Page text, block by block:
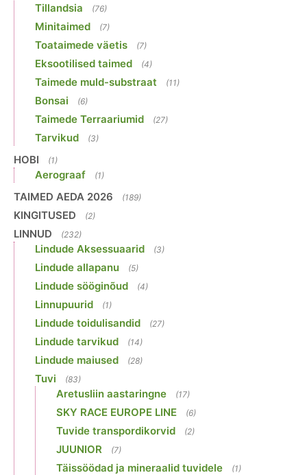
Tillandsia (76)
Minitaimed (7)
Toataimede väetis (7)
Eksootilised taimed (4)
Taimede muld-substraat (11)
Bonsai (6)
Taimede Terraariumid (27)
Tarvikud (3)
HOBI (1)
Aerograaf (1)
TAIMED AEDA 2026 (189)
KINGITUSED (2)
LINNUD (232)
Lindude Aksessuaarid (3)
Lindude allapanu (5)
Lindude sööginõud (4)
Linnupuurid (1)
Lindude toidulisandid (27)
Lindude tarvikud (14)
Lindude maiused (28)
Tuvi (83)
Aretusliin aastaringne (17)
SKY RACE EUROPE LINE (6)
Tuvide transpordikorvid (2)
JUUNIOR (7)
Täissöödad ja mineraalid tuvidele (1)